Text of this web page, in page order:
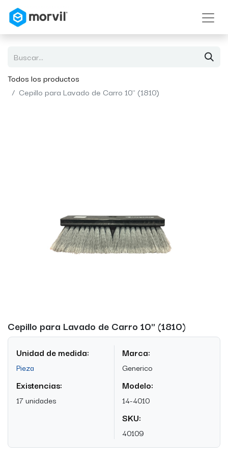
Todos los productos
Cepillo para Lavado de Carro 10" (1810)
Cepillo para Lavado de Carro 10" (1810)
Unidad de medida:
Pieza
Existencias:
17 unidades
Marca:
Generico
Modelo:
14-4010
SKU:
40109